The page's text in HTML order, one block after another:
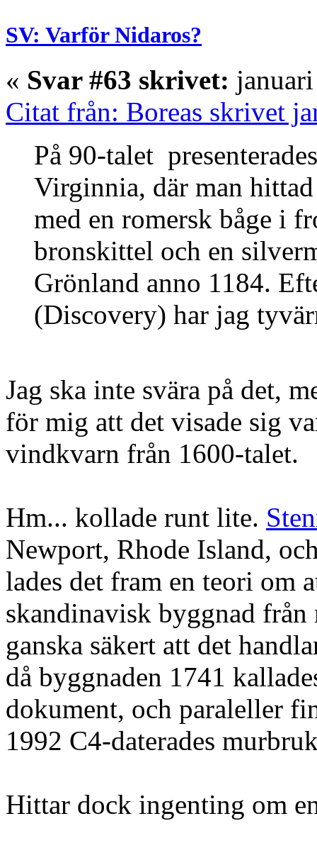
SV: Varför Nidaros?
« Svar #63 skrivet:
Citat från: Boreas skrivet
På 90-talet
Virginnia, där man
med en romersk båge i
bronskittel och en
Grönland anno 1184.
(Discovery) har jag
Jag ska inte svära på det,
för mig att det visade sig
vindkvarn från 1600-talet.
Hm... kollade runt lite.
Newport, Rhode Island,
lades det fram en teori om
skandinavisk byggnad från
ganska säkert att det
då byggnaden 1741
dokument, och paraleller
1992 C4-daterades
Hittar dock ingenting om